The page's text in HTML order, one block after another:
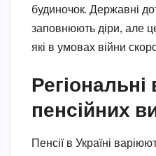
будиночок. Державні
заповнюють діри, але
які в умовах війни
Регіональні
пенсійних
Пенсії в Україні